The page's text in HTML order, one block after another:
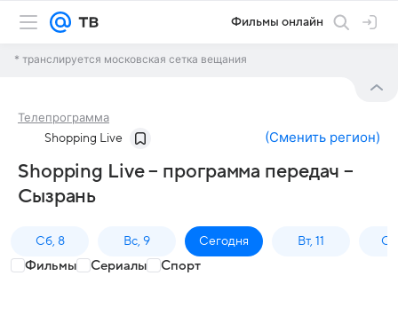
Фильмы онлайн
* транслируется московская сетка вещания
Телепрограмма
Shopping Live (Сменить регион)
Shopping Live – программа передач –
Сызрань
Сб, 8 Вс, 9 Сегодня Вт, 11
Фильмы Сериалы Спорт